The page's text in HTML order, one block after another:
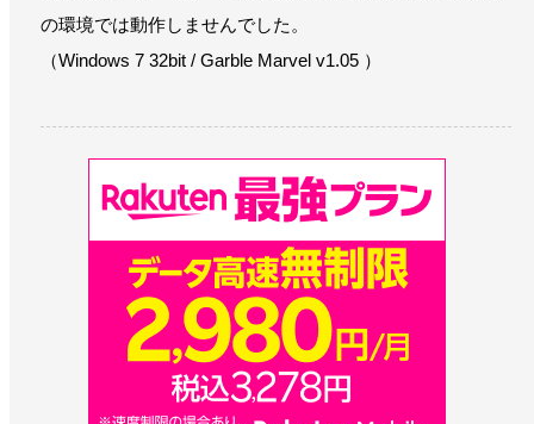
の環境では動作しませんでした。
（Windows 7 32bit / Garble Marvel v1.05 ）